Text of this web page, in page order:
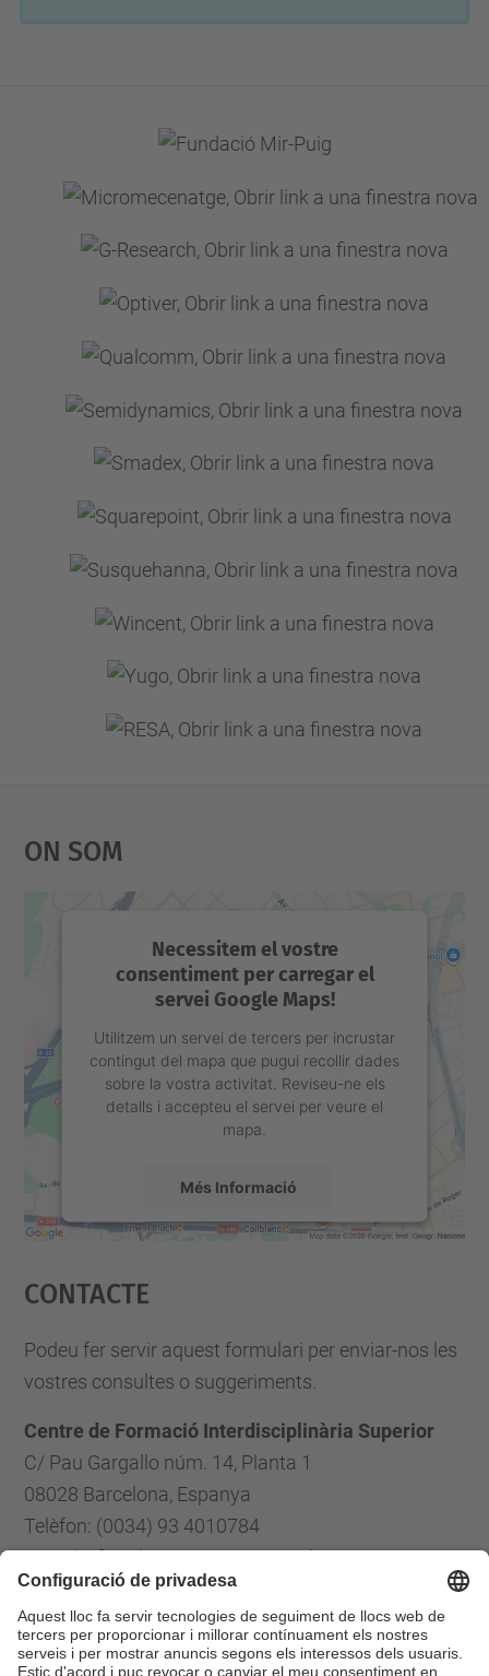
On Som
Necessitem el vostre
consentiment per carregar el
servei Google Maps!
Utilitzem un servei de tercers per incrustar
contingut del mapa que pugui recollir dades
sobre la vostra activitat. Reviseu-ne els
detalls i accepteu el servei per veure el
mapa.
Més Informació
powered by
Contacte
Podeu fer servir aquest formulari per enviar-nos les
vostres consultes o suggeriments.
Centre de Formació Interdisciplinària Superior
C/ Pau Gargallo núm. 14, Planta 1
08028 Barcelona, Espanya
Telèfon: (0034) 93 4010784
E-mail: cfis.administracio@upc.edu
Formulari de contacte
Llista Xarxes Socials